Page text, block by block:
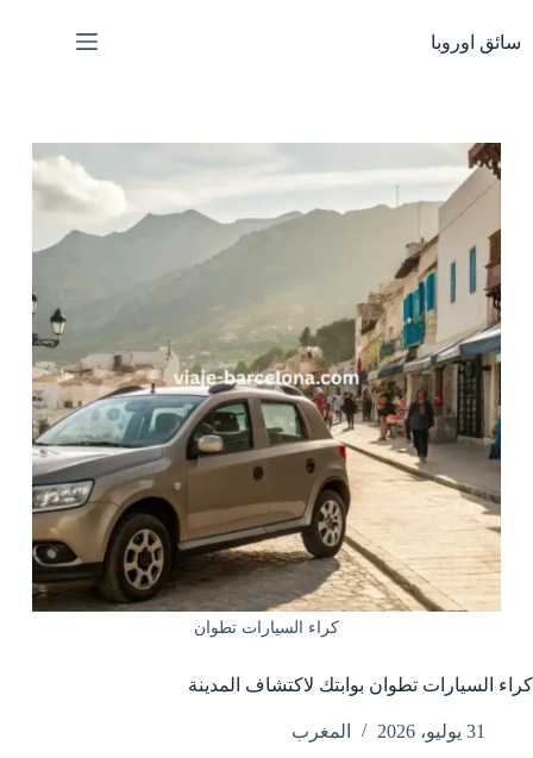
المحتوى
سائق اوروبا
كراء السيارات تطوان
كراء السيارات تطوان بوابتك لاكتشاف المدينة
31 يوليو، 2026 المغرب